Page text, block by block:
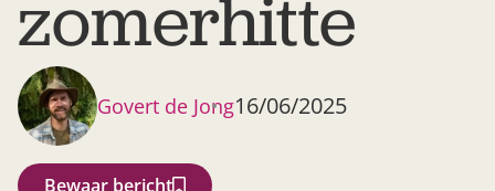
zomerhitte
Govert de Jong16/06/2025
Bewaar bericht